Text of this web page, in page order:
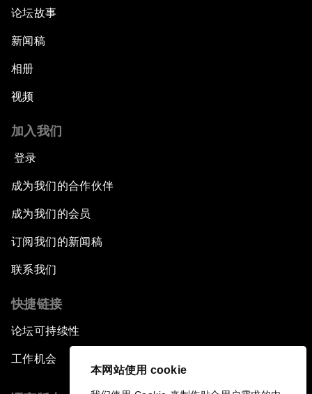
本网站使用 cookie
论坛故事
新闻稿
相册
视频
加入我们
登录
成为我们的合作伙伴
成为我们的会员
订阅我们的新闻稿
联系我们
快捷链接
论坛可持续性
工作机会